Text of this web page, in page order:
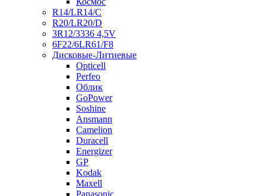
R14/LR14/C
R20/LR20/D
3R12/3336 4,5V
6F22/6LR61/F8
Дисковые-Литиевые
Opticell
Perfeo
Облик
GoPower
Soshine
Ansmann
Camelion
Duracell
Energizer
GP
Kodak
Maxell
Panasonic